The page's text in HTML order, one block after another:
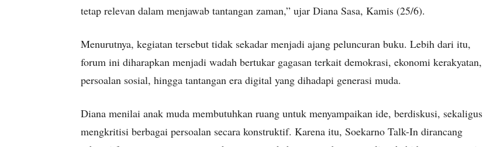
tetap relevan dalam menjawab tantangan zaman,” ujar Diana Sasa, Kamis (25/6).
Menurutnya, kegiatan tersebut tidak sekadar menjadi ajang peluncuran buku. Lebih dari itu,
forum ini diharapkan menjadi wadah bertukar gagasan terkait demokrasi, ekonomi kerakyatan,
persoalan sosial, hingga tantangan era digital yang dihadapi generasi muda.
Diana menilai anak muda membutuhkan ruang untuk menyampaikan ide, berdiskusi, sekaligus
mengkritisi berbagai persoalan secara konstruktif. Karena itu, Soekarno Talk-In dirancang